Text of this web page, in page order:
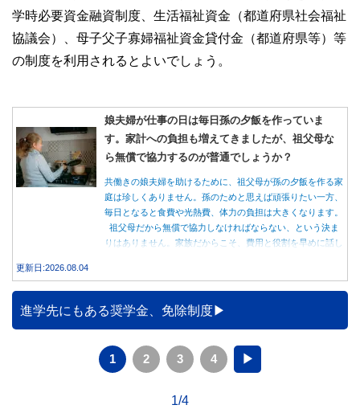
学時必要資金融資制度、生活福祉資金（都道府県社会福祉
協議会）、母子父子寡婦福祉資金貸付金（都道府県等）等
の制度を利用されるとよいでしょう。
娘夫婦が仕事の日は毎日孫の夕飯を作っていま
す。家計への負担も増えてきましたが、祖父母な
ら無償で協力するのが普通でしょうか？
共働きの娘夫婦を助けるために、祖父母が孫の夕飯を作る家
庭は珍しくありません。孫のためと思えば頑張りたい一方、
毎日となると食費や光熱費、体力の負担は大きくなります。
祖父母だから無償で協力しなければならない、という決ま
りはありません。家族だからこそ、費用と役割を早めに話し
更新日:2026.08.04
進学先にもある奨学金、免除制度
1 2 3 4 ▶
1/4